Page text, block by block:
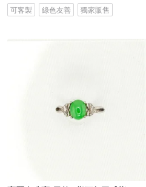
可客製 綠色友善 獨家販售